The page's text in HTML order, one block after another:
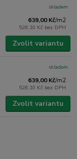
639,00 Kč/m2
528,10 Kč bez DPH
skladem
Zvolit variantu
639,00 Kč/m2
528,10 Kč bez DPH
skladem
Zvolit variantu